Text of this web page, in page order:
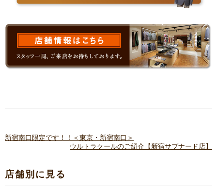
新宿南口限定です！！＜東京・新宿南口＞
ウルトラクールのご紹介【新宿サブナード店】
店舗別に見る